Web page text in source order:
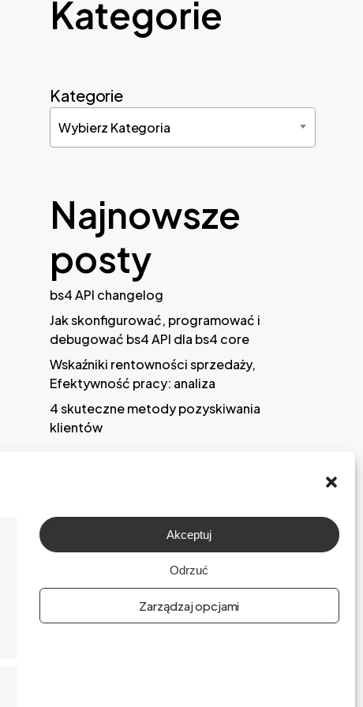
Akceptuj
Odrzuć
Zarządzaj opcjami
Kategorie
Kategorie
Wybierz Kategoria
Najnowsze
posty
bs4 API changelog
Jak skonfigurować, programować i
debugować bs4 API dla bs4 core
Wskaźniki rentowności sprzedaży,
Efektywność pracy: analiza
4 skuteczne metody pozyskiwania
klientów
O firmie
Praca